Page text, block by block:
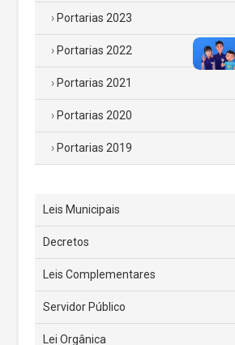
Portarias 2023
Portarias 2022
Portarias 2021
Portarias 2020
Portarias 2019
Leis Municipais
Decretos
Leis Complementares
Servidor Público
Lei Orgânica